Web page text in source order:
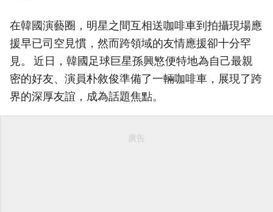
在韓國演藝圈，明星之間互相送咖啡車到拍攝現場應
援早已司空見慣，然而跨領域的友情應援卻十分罕
見。 近日，韓國足球巨星孫興慜便特地為自己最親
密的好友、演員朴敘俊準備了一輛咖啡車，展現了跨
界的深厚友誼，成為話題焦點。
廣告